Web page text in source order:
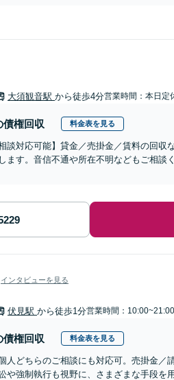
大須観音駅 から徒歩4分営業時間：本日定
債権回収 料金表を見る
談対応可能】貸金／売掛金／賃料の回
ます。音信不通や所在不明などもご相談
インタビューを見る
伏見駅 から徒歩1分営業時間：10:00~21:00
債権回収 料金表を見る
人どちらのご相談にも対応可。売掛金
や強制執行も視野に、さまざまな手段を